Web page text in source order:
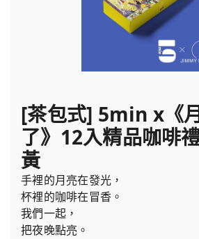
[茶包式] 5min x《
了》12入精品咖啡
黃
手裡的月亮在發光，
杯裡的咖啡在冒香。
我們一起，
把夜晚點亮。